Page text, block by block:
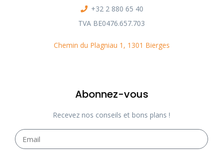
+32 2 880 65 40
TVA BE0476.657.703
Chemin du Plagniau 1, 1301 Bierges
Abonnez-vous
Recevez nos conseils et bons plans !